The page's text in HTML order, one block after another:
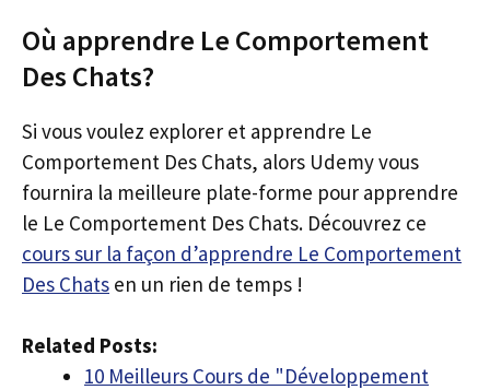
Où apprendre Le Comportement
Des Chats?
Si vous voulez explorer et apprendre Le
Comportement Des Chats, alors Udemy vous
fournira la meilleure plate-forme pour apprendre
le Le Comportement Des Chats. Découvrez ce
cours sur la façon d’apprendre Le Comportement
Des Chats en un rien de temps !
Related Posts:
10 Meilleurs Cours de "Développement